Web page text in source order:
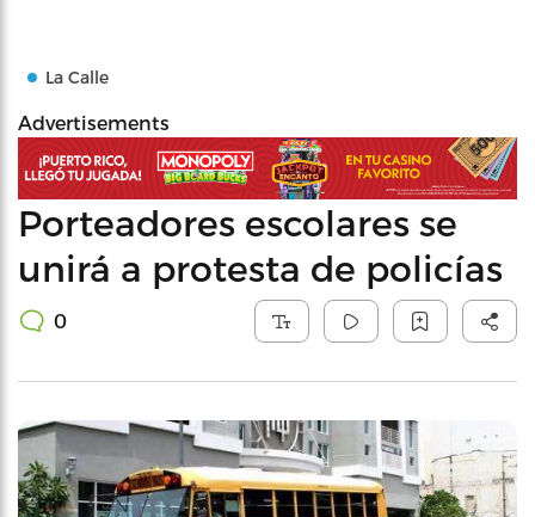
La Calle
Advertisements
Porteadores escolares se
unirá a protesta de policías
0